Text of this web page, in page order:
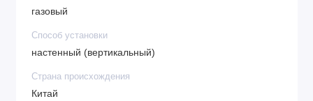
газовый
Способ установки
настенный (вертикальный)
Страна происхождения
Китай